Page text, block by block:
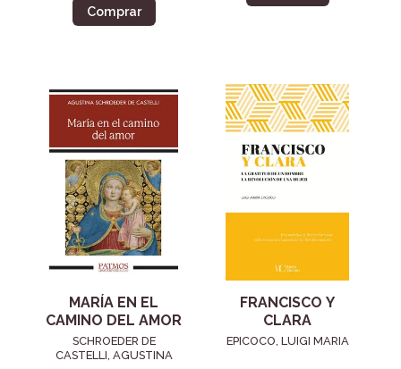
Comprar
MARÍA EN EL
CAMINO DEL AMOR
SCHROEDER DE
CASTELLI, AGUSTINA
FRANCISCO Y
CLARA
EPICOCO, LUIGI MARIA